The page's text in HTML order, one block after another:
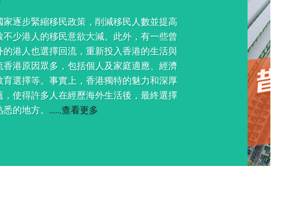
06-14
界未補價居屋王的荃灣尚翠苑單位，最新二手蝕
。美聯分行助理聯席董事姚偉明表示，尚翠苑一
層8室單位，實用441方呎，2房間隔，原以綠表價
元放盤，經議價後以500萬元於居二市場未補價
實呎11,338元。……查看更多